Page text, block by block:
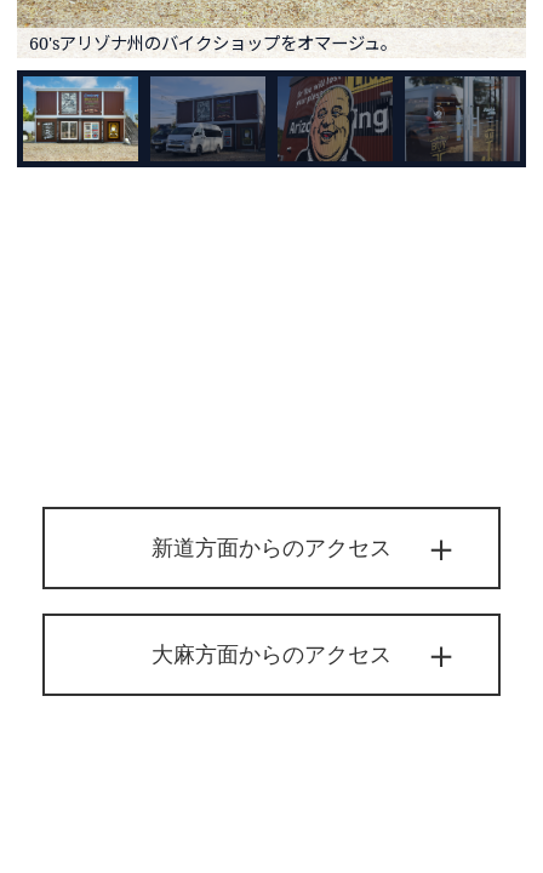
60'sアリゾナ州のバイクショップをオマージュ。
新道方面からのアクセス
大麻方面からのアクセス